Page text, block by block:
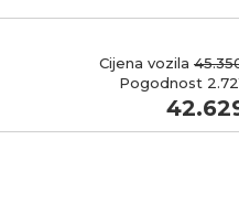
Cijena vozila
Pogodnost